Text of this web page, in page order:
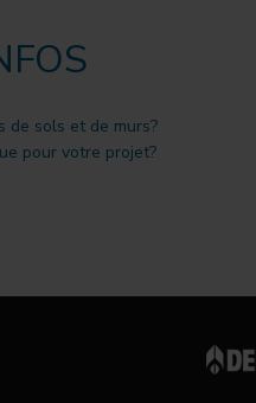
de sols et de murs?
pour votre projet?